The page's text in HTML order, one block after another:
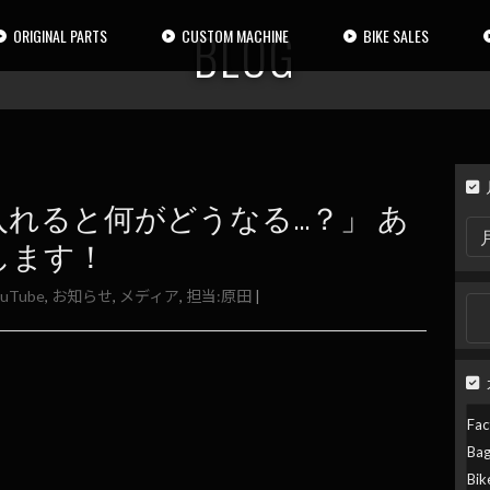
ORIGINAL PARTS CUSTOM MACHINE BIKE SALES
BLOG
ると何がどうなる…？」 あ
す！
, お知らせ, メディア, 担当:原田 |
月
検